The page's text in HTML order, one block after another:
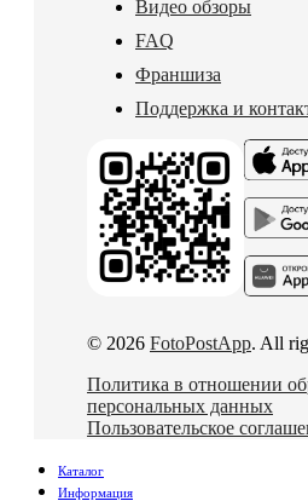
Видео обзоры
FAQ
Франшиза
Поддержка и
© 2026 FotoPostApp. All
Политика в отношении
персональных данных
Пользовательское
Каталог
Информация